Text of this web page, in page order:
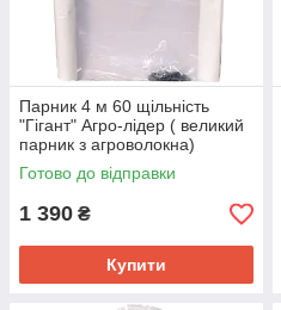
Парник 4 м 60 щільність
"Гігант" Агро-лідер ( великий
парник з агроволокна)
Готово до відправки
1 390 ₴
Купити